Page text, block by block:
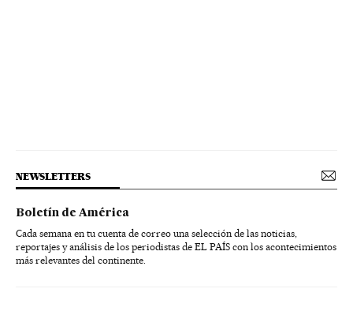
NEWSLETTERS
Boletín de América
Cada semana en tu cuenta de correo una selección de las noticias,
reportajes y análisis de los periodistas de EL PAÍS con los acontecimientos
más relevantes del continente.